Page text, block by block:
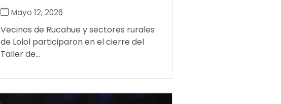
Mayo 12, 2026
Vecinos de Rucahue y sectores rurales
de Lolol participaron en el cierre del
Taller de...